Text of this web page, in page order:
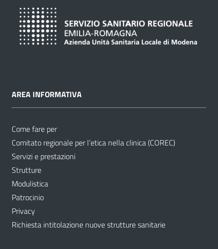
AREA INFORMATIVA
Come fare per
Comitato regionale per l’etica nella clinica (COREC)
Servizi e prestazioni
Strutture
Modulistica
Patrocinio
Privacy
Richiesta intitolazione nuove strutture sanitarie